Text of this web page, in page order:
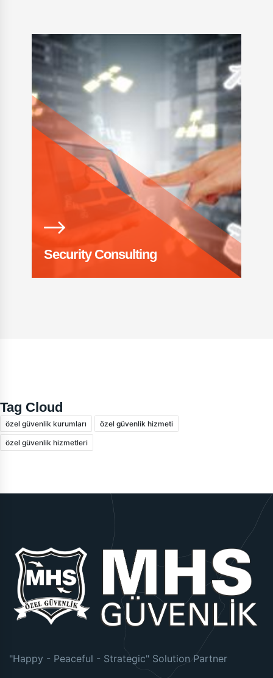
Security Consulting
Tag Cloud
özel güvenlik kurumları özel güvenlik hizmeti
özel güvenlik hizmetleri
"Happy - Peaceful - Strategic" Solution Partner